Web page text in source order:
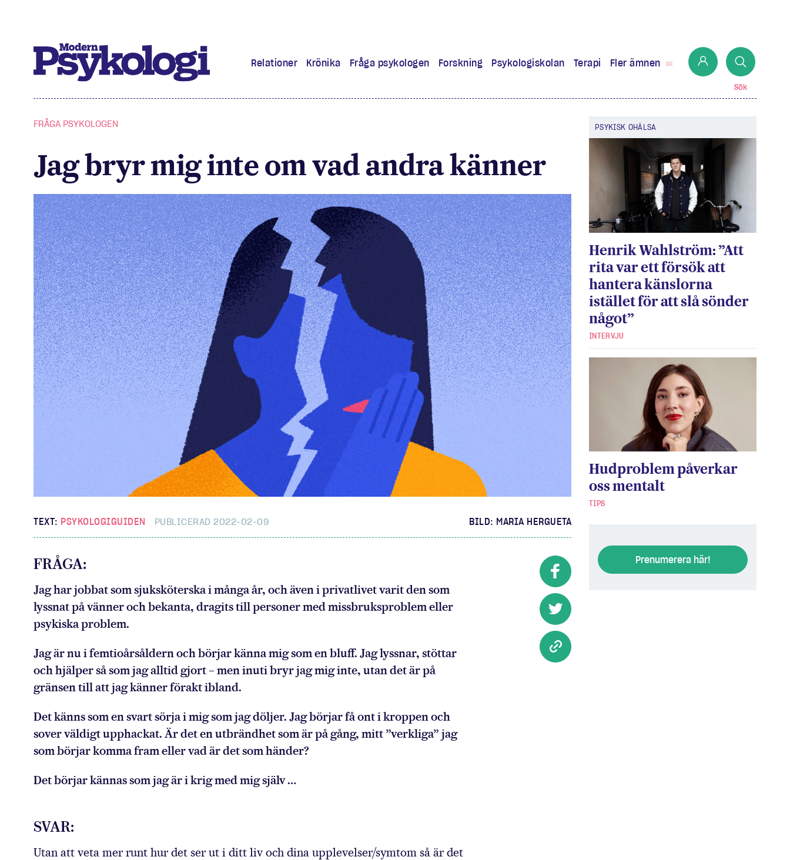
Relationer Krönika Fråga psykologen Forskning Psykologiskolan Terapi Fler ämnen
Sök
Prenumerera
Klassiska experiment
Podd
Hjärnan
Intervju
Steg för steg
FRÅGA PSYKOLOGEN
Jag bryr mig inte om vad andra känner
TEXT: PSYKOLOGIGUIDEN PUBLICERAD 2022-02-09 BILD: MARIA HERGUETA
FRÅGA:
Jag har jobbat som sjuksköterska i många år, och även i privatlivet varit den som
lyssnat på vänner och bekanta, dragits till personer med missbruksproblem eller
psykiska problem.
Jag är nu i femtioårsåldern och börjar känna mig som en bluff. Jag lyssnar, stöttar
och hjälper så som jag alltid gjort – men inuti bryr jag mig inte, utan det är på
gränsen till att jag känner förakt ibland.
Det känns som en svart sörja i mig som jag döljer. Jag börjar få ont i kroppen och
sover väldigt upphackat. Är det en utbrändhet som är på gång, mitt ”verkliga” jag
som börjar komma fram eller vad är det som händer?
Det börjar kännas som jag är i krig med mig själv …
SVAR:
Utan att veta mer runt hur det ser ut i ditt liv och dina upplevelser/symtom så är det
PSYKISK OHÄLSA
Henrik Wahlström: ”Att
rita var ett försök att
hantera känslorna
istället för att slå sönder
något”
INTERVJU
Hudproblem påverkar
oss mentalt
TIPS
Prenumerera här!